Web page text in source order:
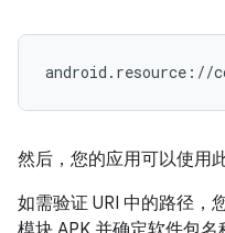
然后，您的应用可以使用
如需验证 URI 中的路径，